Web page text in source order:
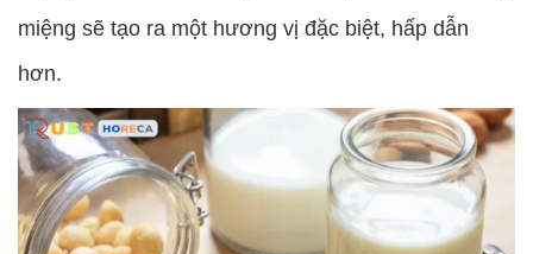
miệng sẽ tạo ra một hương vị đặc biệt, hấp dẫn
hơn.